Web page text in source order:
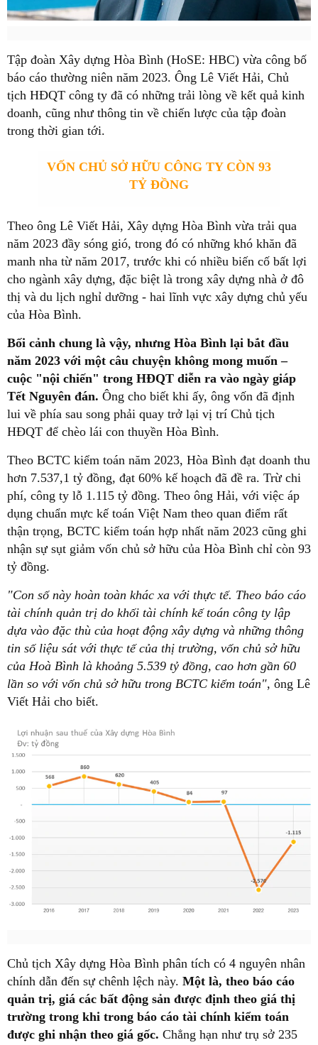
Tập đoàn Xây dựng Hòa Bình (HoSE: HBC) vừa công bố
báo cáo thường niên năm 2023. Ông Lê Viết Hải, Chủ
tịch HĐQT công ty đã có những trải lòng về kết quả kinh
doanh, cũng như thông tin về chiến lược của tập đoàn
trong thời gian tới.
VỐN CHỦ SỞ HỮU CÔNG TY CÒN 93
TỶ ĐỒNG
Theo ông Lê Viết Hải, Xây dựng Hòa Bình vừa trải qua
năm 2023 đầy sóng gió, trong đó có những khó khăn đã
manh nha từ năm 2017, trước khi có nhiều biến cố bất lợi
cho ngành xây dựng, đặc biệt là trong xây dựng nhà ở đô
thị và du lịch nghỉ dưỡng - hai lĩnh vực xây dựng chủ yếu
của Hòa Bình.
Bối cảnh chung là vậy, nhưng Hòa Bình lại bắt đầu
năm 2023 với một câu chuyện không mong muốn –
cuộc "nội chiến" trong HĐQT diễn ra vào ngày giáp
Tết Nguyên đán. Ông cho biết khi ấy, ông vốn đã định
lui về phía sau song phải quay trở lại vị trí Chủ tịch
HĐQT để chèo lái con thuyền Hòa Bình.
Theo BCTC kiểm toán năm 2023, Hòa Bình đạt doanh thu
hơn 7.537,1 tỷ đồng, đạt 60% kế hoạch đã đề ra. Trừ chi
phí, công ty lỗ 1.115 tỷ đồng. Theo ông Hải, với việc áp
dụng chuẩn mực kế toán Việt Nam theo quan điểm rất
thận trọng, BCTC kiểm toán hợp nhất năm 2023 cũng ghi
nhận sự sụt giảm vốn chủ sở hữu của Hòa Bình chỉ còn 93
tỷ đồng.
"Con số này hoàn toàn khác xa với thực tế. Theo báo cáo
tài chính quản trị do khối tài chính kế toán công ty lập
dựa vào đặc thù của hoạt động xây dựng và những thông
tin số liệu sát với thực tế của thị trường, vốn chủ sở hữu
của Hoà Bình là khoảng 5.539 tỷ đồng, cao hơn gần 60
lần so với vốn chủ sở hữu trong BCTC kiểm toán", ông Lê
Viết Hải cho biết.
Chủ tịch Xây dựng Hòa Bình phân tích có 4 nguyên nhân
chính dẫn đến sự chênh lệch này. Một là, theo báo cáo
quản trị, giá các bất động sản được định theo giá thị
trường trong khi trong báo cáo tài chính kiểm toán
được ghi nhận theo giá gốc. Chẳng hạn như trụ sở 235